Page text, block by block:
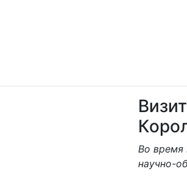
Во время
научно-